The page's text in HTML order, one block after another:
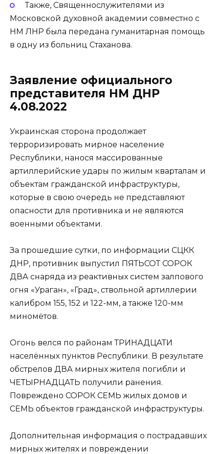
Также, Священнослужителями из
Московской духовной академии совместно с
НМ ЛНР была передана гуманитарная помощь
в одну из больниц Стаханова.
Заявление официального
представителя НМ ДНР
4.08.2022
Украинская сторона продолжает
терроризировать мирное население
Республики, нанося массированные
артиллерийские удары по жилым кварталам и
объектам гражданской инфраструктуры,
которые в свою очередь не представляют
опасности для противника и не являются
военными объектами.
За прошедшие сутки, по информации СЦКК
ДНР, противник выпустил ПЯТЬСОТ СОРОК
ДВА снаряда из реактивных систем залпового
огня «Ураган», «Град», ствольной артиллерии
калибром 155, 152 и 122-мм, а также 120-мм
миномётов.
Огонь велся по районам ТРИНАДЦАТИ
населённых пунктов Республики. В результате
обстрелов ДВА мирных жителя погибли и
ЧЕТЫРНАДЦАТЬ получили ранения.
Повреждено СОРОК СЕМЬ жилых домов и
СЕМЬ объектов гражданской инфраструктуры.
Дополнительная информация о пострадавших
мирных жителях и повреждении